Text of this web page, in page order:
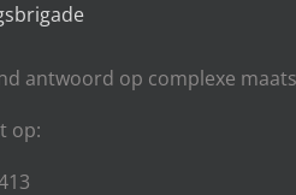
antwoord op complexe
op: